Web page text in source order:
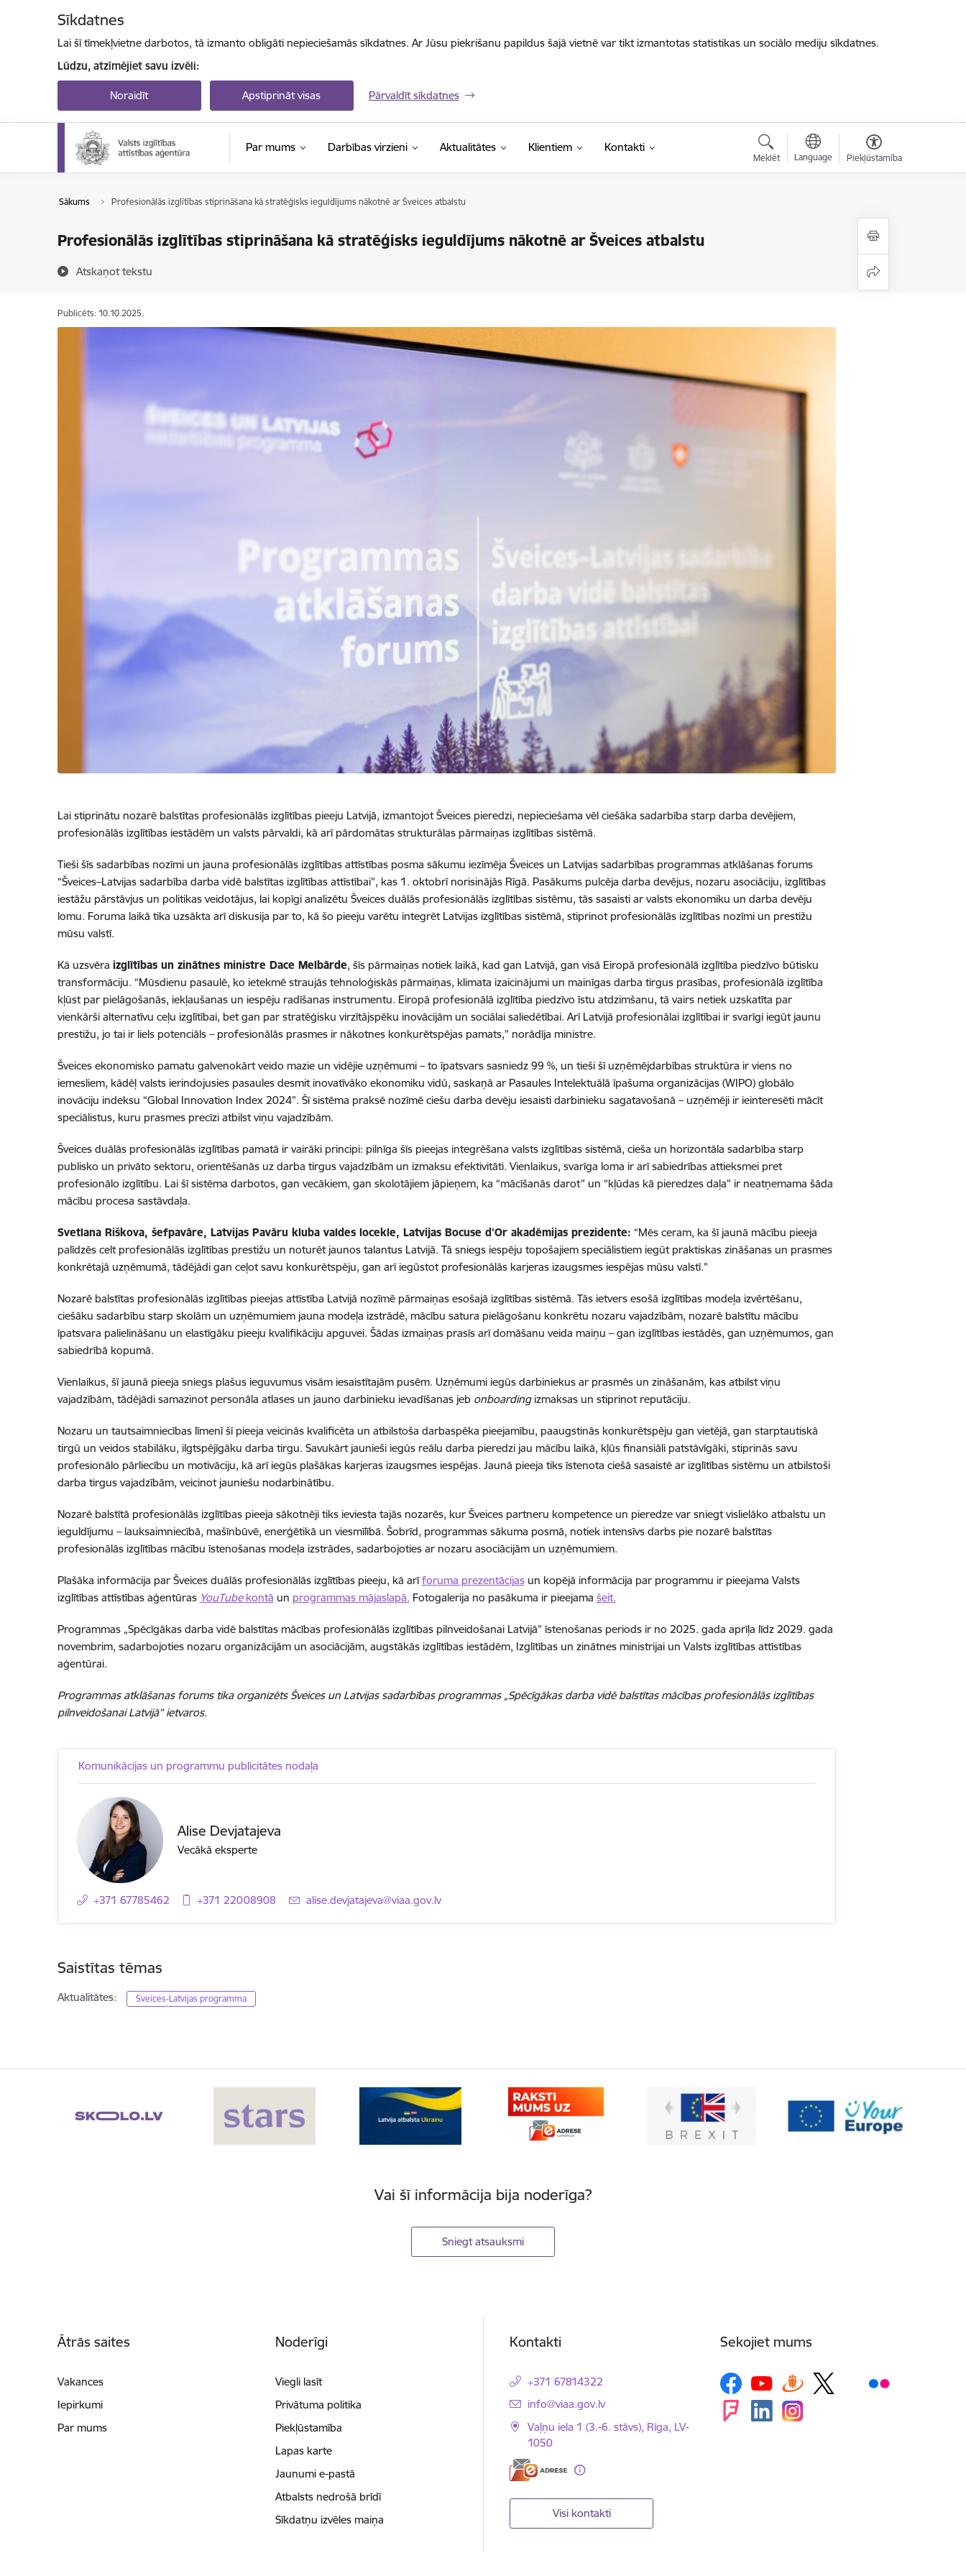
Sīkdatnes
Lai šī tīmekļvietne darbotos, tā izmanto obligāti nepieciešamās sīkdatnes. Ar Jūsu piekrišanu papildus šajā vietnē var tikt izmantotas statistikas un sociālo mediju sīkdatnes.
Lūdzu, atzīmējiet savu izvēli:
Noraidīt Apstiprināt visas Pārvaldīt sīkdatnes
Par mums Darbības virzieni Aktualitātes Klientiem Kontakti
Meklēt Language Piekļūstamība
Sākums Profesionālās izglītības stiprināšana kā stratēģisks ieguldījums nākotnē ar Šveices atbalstu
Profesionālās izglītības stiprināšana kā stratēģisks ieguldījums nākotnē ar Šveices atbalstu
Atskaņot tekstu
Publicēts: 10.10.2025.
Lai stiprinātu nozarē balstītas profesionālās izglītības pieeju Latvijā, izmantojot Šveices pieredzi, nepieciešama vēl ciešāka sadarbība starp darba devējiem,
profesionālās izglītības iestādēm un valsts pārvaldi, kā arī pārdomātas strukturālas pārmaiņas izglītības sistēmā.
Tieši šīs sadarbības nozīmi un jauna profesionālās izglītības attīstības posma sākumu iezīmēja Šveices un Latvijas sadarbības programmas atklāšanas forums
“Šveices–Latvijas sadarbība darba vidē balstītas izglītības attīstībai”, kas 1. oktobrī norisinājās Rīgā. Pasākums pulcēja darba devējus, nozaru asociāciju, izglītības
iestāžu pārstāvjus un politikas veidotājus, lai kopīgi analizētu Šveices duālās profesionālās izglītības sistēmu, tās sasaisti ar valsts ekonomiku un darba devēju
lomu. Foruma laikā tika uzsākta arī diskusija par to, kā šo pieeju varētu integrēt Latvijas izglītības sistēmā, stiprinot profesionālās izglītības nozīmi un prestižu
mūsu valstī.
Kā uzsvēra izglītības un zinātnes ministre Dace Melbārde, šīs pārmaiņas notiek laikā, kad gan Latvijā, gan visā Eiropā profesionālā izglītība piedzīvo būtisku
transformāciju. “Mūsdienu pasaulē, ko ietekmē straujās tehnoloģiskās pārmaiņas, klimata izaicinājumi un mainīgas darba tirgus prasības, profesionālā izglītība
kļūst par pielāgošanās, iekļaušanas un iespēju radīšanas instrumentu. Eiropā profesionālā izglītība piedzīvo īstu atdzimšanu, tā vairs netiek uzskatīta par
vienkārši alternatīvu ceļu izglītībai, bet gan par stratēģisku virzītājspēku inovācijām un sociālai saliedētībai. Arī Latvijā profesionālai izglītībai ir svarīgi iegūt jaunu
prestižu, jo tai ir liels potenciāls – profesionālās prasmes ir nākotnes konkurētspējas pamats,” norādīja ministre.
Šveices ekonomisko pamatu galvenokārt veido mazie un vidējie uzņēmumi – to īpatsvars sasniedz 99 %, un tieši šī uzņēmējdarbības struktūra ir viens no
iemesliem, kādēļ valsts ierindojusies pasaules desmit inovatīvāko ekonomiku vidū, saskaņā ar Pasaules Intelektuālā īpašuma organizācijas (WIPO) globālo
inovāciju indeksu “Global Innovation Index 2024”. Šī sistēma praksē nozīmē ciešu darba devēju iesaisti darbinieku sagatavošanā – uzņēmēji ir ieinteresēti mācīt
speciālistus, kuru prasmes precīzi atbilst viņu vajadzībām.
Šveices duālās profesionālās izglītības pamatā ir vairāki principi: pilnīga šīs pieejas integrēšana valsts izglītības sistēmā, cieša un horizontāla sadarbība starp
publisko un privāto sektoru, orientēšanās uz darba tirgus vajadzībām un izmaksu efektivitāti. Vienlaikus, svarīga loma ir arī sabiedrības attieksmei pret
profesionālo izglītību. Lai šī sistēma darbotos, gan vecākiem, gan skolotājiem jāpieņem, ka “mācīšanās darot” un “kļūdas kā pieredzes daļa” ir neatņemama šāda
mācību procesa sastāvdaļa.
Svetlana Riškova, šefpavāre, Latvijas Pavāru kluba valdes locekle, Latvijas Bocuse d'Or akadēmijas prezidente: “Mēs ceram, ka šī jaunā mācību pieeja
palīdzēs celt profesionālās izglītības prestižu un noturēt jaunos talantus Latvijā. Tā sniegs iespēju topošajiem speciālistiem iegūt praktiskas zināšanas un prasmes
konkrētajā uzņēmumā, tādējādi gan ceļot savu konkurētspēju, gan arī iegūstot profesionālās karjeras izaugsmes iespējas mūsu valstī.”
Nozarē balstītas profesionālās izglītības pieejas attīstība Latvijā nozīmē pārmaiņas esošajā izglītības sistēmā. Tās ietvers esošā izglītības modeļa izvērtēšanu,
ciešāku sadarbību starp skolām un uzņēmumiem jauna modeļa izstrādē, mācību satura pielāgošanu konkrētu nozaru vajadzībām, nozarē balstītu mācību
īpatsvara palielināšanu un elastīgāku pieeju kvalifikāciju apguvei. Šādas izmaiņas prasīs arī domāšanu veida maiņu – gan izglītības iestādēs, gan uzņēmumos, gan
sabiedrībā kopumā.
Vienlaikus, šī jaunā pieeja sniegs plašus ieguvumus visām iesaistītajām pusēm. Uzņēmumi iegūs darbiniekus ar prasmēs un zināšanām, kas atbilst viņu
vajadzībām, tādējādi samazinot personāla atlases un jauno darbinieku ievadīšanas jeb onboardingizmaksas un stiprinot reputāciju.
Nozaru un tautsaimniecības līmenī šī pieeja veicinās kvalificēta un atbilstoša darbaspēka pieejamību, paaugstinās konkurētspēju gan vietējā, gan starptautiskā
tirgū un veidos stabilāku, ilgtspējīgāku darba tirgu. Savukārt jaunieši iegūs reālu darba pieredzi jau mācību laikā, kļūs finansiāli patstāvīgāki, stiprinās savu
profesionālo pārliecību un motivāciju, kā arī iegūs plašākas karjeras izaugsmes iespējas. Jaunā pieeja tiks īstenota ciešā sasaistē ar izglītības sistēmu un atbilstoši
darba tirgus vajadzībām, veicinot jauniešu nodarbinātību.
Nozarē balstītā profesionālās izglītības pieeja sākotnēji tiks ieviesta tajās nozarēs, kur Šveices partneru kompetence un pieredze var sniegt vislielāko atbalstu un
ieguldījumu – lauksaimniecībā, mašīnbūvē, enerģētikā un viesmīlībā. Šobrīd, programmas sākuma posmā, notiek intensīvs darbs pie nozarē balstītas
profesionālās izglītības mācību īstenošanas modeļa izstrādes, sadarbojoties ar nozaru asociācijām un uzņēmumiem.
Plašāka informācija par Šveices duālās profesionālās izglītības pieeju, kā arīforuma prezentācijasun kopējā informācija par programmu ir pieejama Valsts
izglītības attīstības aģentūras YouTubekontā un programmas mājaslapā. Fotogalerija no pasākuma ir pieejama šeit.
Programmas „Spēcīgākas darba vidē balstītas mācības profesionālās izglītības pilnveidošanai Latvijā” īstenošanas periods ir no 2025. gada aprīļa līdz 2029. gada
novembrim, sadarbojoties nozaru organizācijām un asociācijām, augstākās izglītības iestādēm, Izglītības un zinātnes ministrijai un Valsts izglītības attīstības
aģentūrai.
Programmas atklāšanas forums tika organizēts Šveices un Latvijas sadarbības programmas „Spēcīgākas darba vidē balstītas mācības profesionālās izglītības
pilnveidošanai Latvijā” ietvaros.
Komunikācijas un programmu publicitātes nodaļa
Alise Devjatajeva
Vecākā eksperte
+371 67785462 +371 22008908 E-pasts:
alise.devjatajeva@viaa.gov.lv
Saistītas tēmas
Aktualitātes: Šveices-Latvijas programma
Vai šī informācija bija noderīga?
Sniegt atsauksmi
Ātrās saites
Vakances
Iepirkumi
Par mums
Noderīgi
Viegli lasīt
Privātuma politika
Piekļūstamība
Lapas karte
Jaunumi e-pastā
Atbalsts nedrošā brīdī
Sīkdatņu izvēles maiņa
Kontakti
+371 67814322
E-pasts:
info@viaa.gov.lv
Vaļņu iela 1 (3.-6. stāvs), Rīga, LV-
1050
Visi kontakti
Sekojiet mums